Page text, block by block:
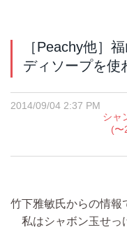
［Peachy他］
ディソープを使
2014/09/04 2:37 PM
シャ
(〜
竹下雅敏氏からの情報
私はシャボン玉せっ